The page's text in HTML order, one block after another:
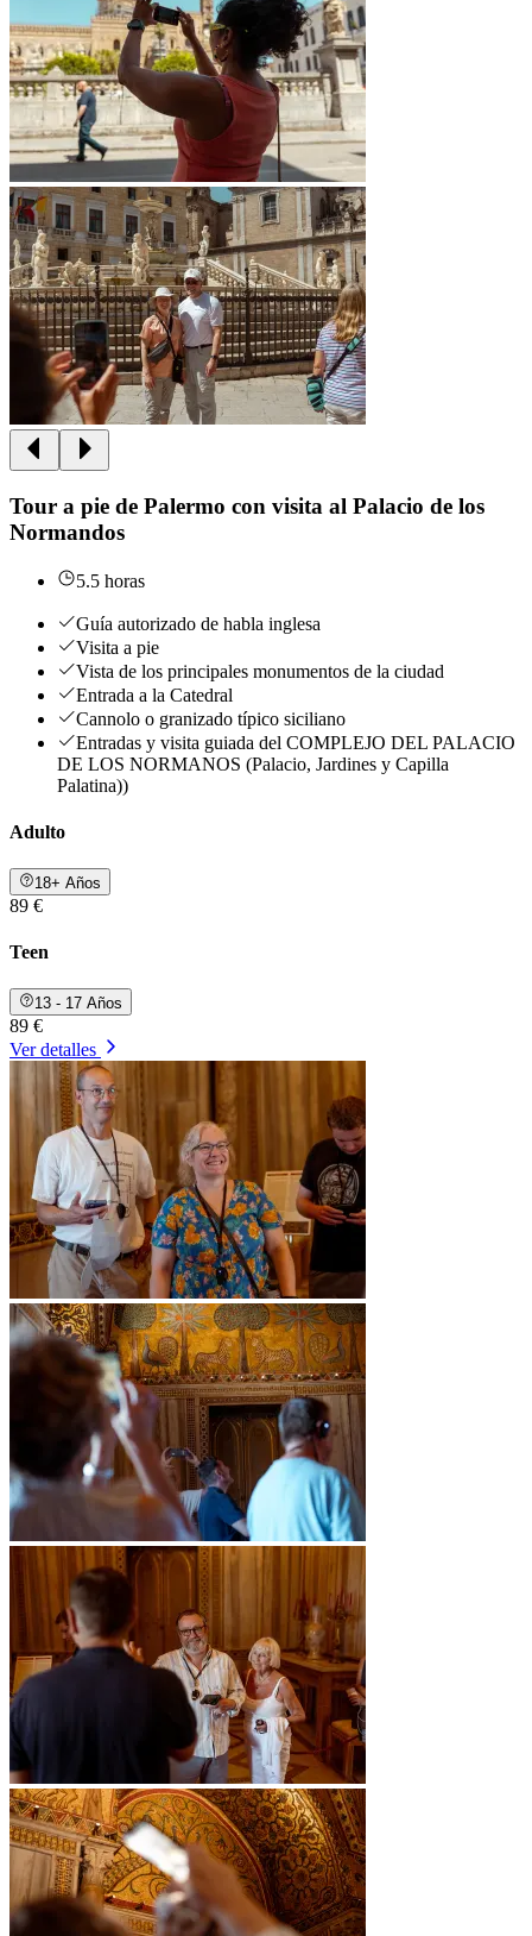
Tour a pie de Palermo con visita al Palacio de los
Normandos
5.5 horas
Guía autorizado de habla inglesa
Visita a pie
Vista de los principales monumentos de la ciudad
Entrada a la Catedral
Cannolo o granizado típico siciliano
Entradas y visita guiada del COMPLEJO DEL PALACIO
DE LOS NORMANOS (Palacio, Jardines y Capilla
Palatina))
Adulto
18+ Años
89 €
Teen
13 - 17 Años
89 €
Ver detalles